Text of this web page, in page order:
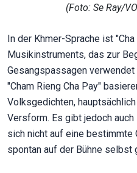
(Foto: Se Ray/
In der Khmer-Sprache ist
Musikinstruments, das zur
Gesangspassagen
"Cham Rieng Cha Pay"
Volksgedichten,
Versform. Es gibt jedoch
sich nicht auf eine bestimmte
spontan auf der Bühne selbst